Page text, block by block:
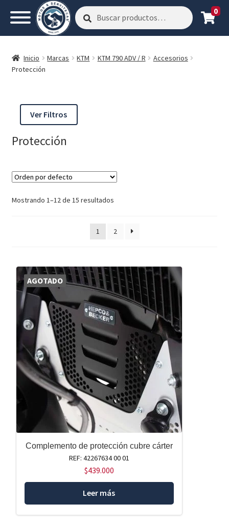
Buscar
por:
Buscar 0
Inicio Marcas KTM KTM 790 ADV / R
Accesorios
Protección
Ver Filtros
Protección
Mostrando 1–12 de 15 resultados
1 2
AGOTADO
Complemento de protección cubre cárter
REF: 42267634 00 01
$439.000
Leer más